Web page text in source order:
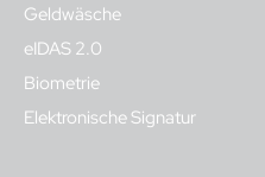
Geldwäsche
eIDAS 2.0
Biometrie
Elektronische Signatur